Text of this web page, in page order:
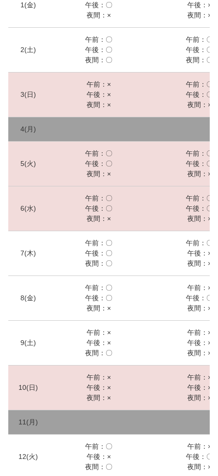
1(金)
午後：〇
夜間：×
午後：×
夜間：×
2(土)
午前：〇
午後：〇
夜間：〇
午前：〇
午後：〇
夜間：〇
3(日)
午前：×
午後：×
夜間：×
午前：〇
午後：〇
夜間：×
4(月)
5(火)
午前：〇
午後：〇
夜間：×
午前：〇
午後：〇
夜間：×
6(水)
午前：〇
午後：〇
夜間：×
午前：〇
午後：〇
夜間：×
7(木)
午前：〇
午後：〇
夜間：〇
午前：〇
午後：×
夜間：×
8(金)
午前：〇
午後：〇
夜間：×
午前：×
午後：〇
夜間：×
9(土)
午前：×
午後：×
夜間：〇
午前：×
午後：×
夜間：×
10(日)
午前：×
午後：×
夜間：×
午前：×
午後：×
夜間：×
11(月)
12(火)
午前：〇
午後：×
夜間：〇
午前：×
午後：〇
夜間：×